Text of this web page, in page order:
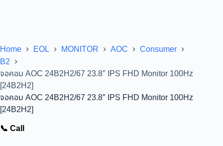
Home EOL MONITOR AOC
Consumer
B2
จอคอม AOC 24B2H2/67 23.8″ IPS FHD Monitor 100Hz
[24B2H2]
จอคอม AOC 24B2H2/67 23.8″ IPS FHD Monitor 100Hz
[24B2H2]
📞 Call